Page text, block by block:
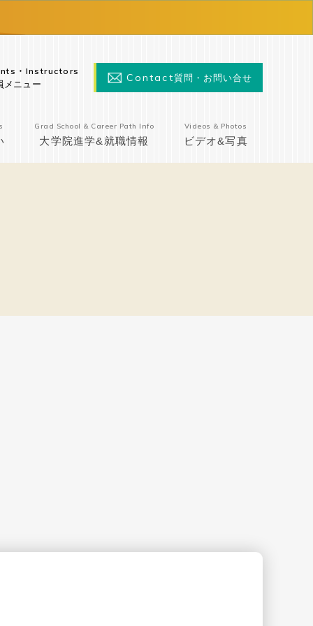
・Instructors
メニュー
Contact質問・お問い合せ
Grad School & Career Path Info
大学院進学&就職情報
Videos & Photos
ビデオ&写真